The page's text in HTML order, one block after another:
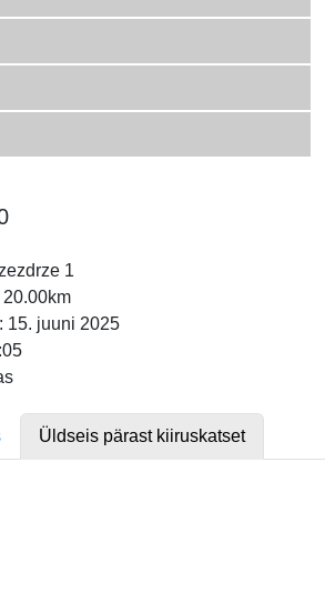
1
15. juuni 2025
Üldseis pärast kiiruskatset